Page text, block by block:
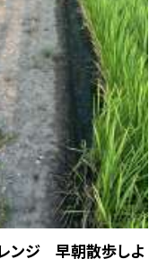
ンジ 早朝散歩しよ